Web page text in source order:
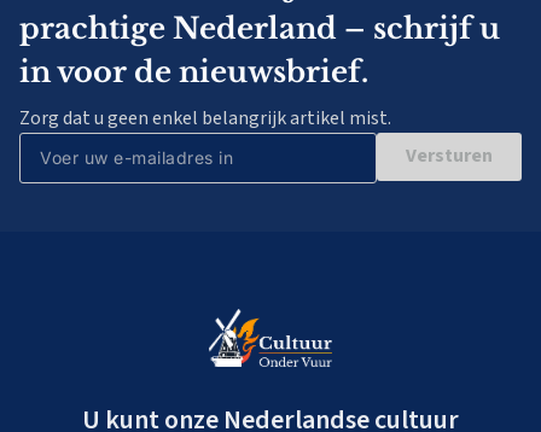
prachtige Nederland – schrijf u
in voor de nieuwsbrief.
Zorg dat u geen enkel belangrijk artikel mist.
Versturen
U kunt onze Nederlandse cultuur